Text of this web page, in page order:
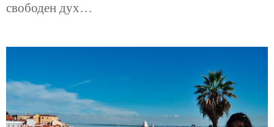
свободен дух…